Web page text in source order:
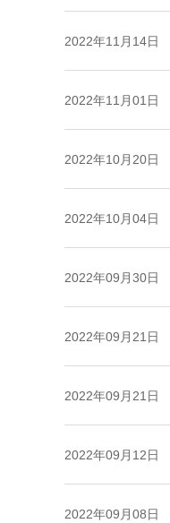
2022年11月14日
2022年11月01日
2022年10月20日
2022年10月04日
2022年09月30日
2022年09月21日
2022年09月21日
2022年09月12日
2022年09月08日